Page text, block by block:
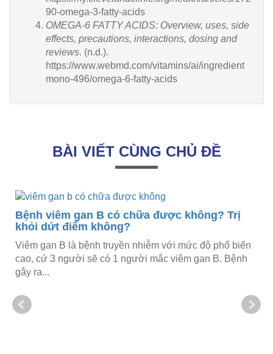
90-omega-3-fatty-acids
OMEGA-6 FATTY ACIDS: Overview, uses, side
effects, precautions, interactions, dosing and
reviews. (n.d.).
https://www.webmd.com/vitamins/ai/ingredient
mono-496/omega-6-fatty-acids
BÀI VIẾT CÙNG CHỦ ĐỀ
Bệnh viêm gan B có chữa được không? Trị
khỏi dứt điểm không?
Viêm gan B là bệnh truyền nhiễm với mức độ phổ biến
cao, cứ 3 người sẽ có 1 người mắc viêm gan B. Bệnh
gây ra...